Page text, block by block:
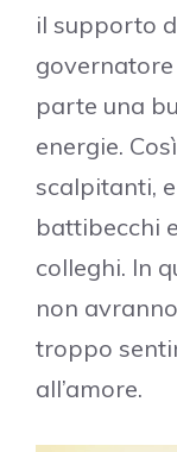
il supporto
parte una
energie.
scalpitanti,
battibecchi
colleghi. In
non
troppo
all’amore.